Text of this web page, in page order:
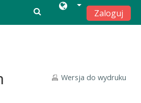
Zaloguj
Wersja do wydruku